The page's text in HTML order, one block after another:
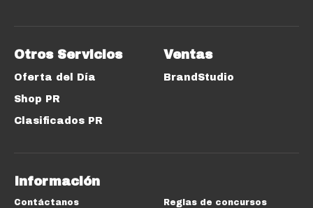
Otros Servicios
Oferta del Día
Shop PR
Clasificados PR
Ventas
BrandStudio
Información
Contáctanos Reglas de concursos